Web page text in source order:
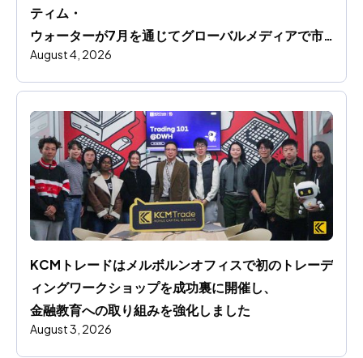
ティム・
ウォーターが7月を通じてグローバルメディアで市
場洞察を共有します
August 4, 2026
KCMトレードはメルボルンオフィスで初のトレーデ
ィングワークショップを成功裏に開催し、
金融教育への取り組みを強化しました
August 3, 2026